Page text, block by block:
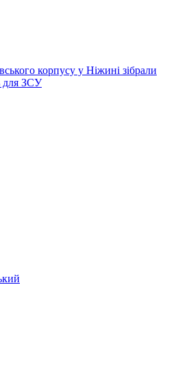
корпусу у Ніжині зібрали
для ЗСУ